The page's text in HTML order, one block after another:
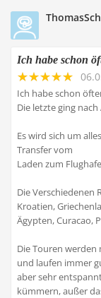
Ich habe schon
Ich habe schon
Die letzte ging
Es wird sich um
Transfer vom
Laden zum
Die Verschiedenen
Kroatien,
Ägypten, Curacao,
Die Touren
und laufen immer
aber sehr
kümmern, außer